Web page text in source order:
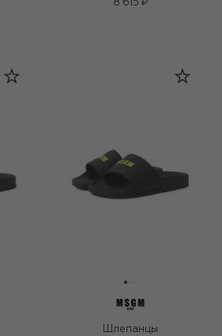
8 615 ₽
Шлепанцы